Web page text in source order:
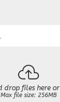
drop files here or
Max file size: 256MB